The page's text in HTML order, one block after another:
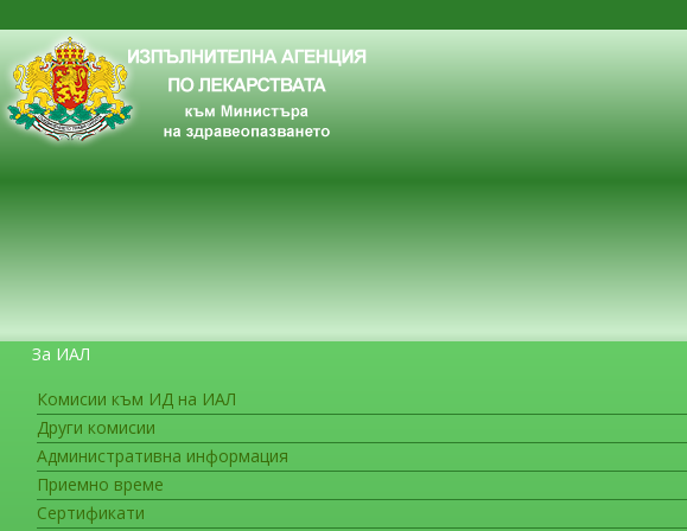
За ИАЛ
Комисии към ИД на ИАЛ
Други комисии
Административна информация
Приемно време
Сертификати
ЗА ГРАЖДАНИТЕ